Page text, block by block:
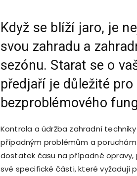
Když se blíží jaro, je
svou zahradu a
sezónu. Starat se o
předjaří je důležité
bezproblémového
Kontrola a údržba zahradní
případným problémům a
dostatek času na případné opravy,
své specifické části, které vyžadují